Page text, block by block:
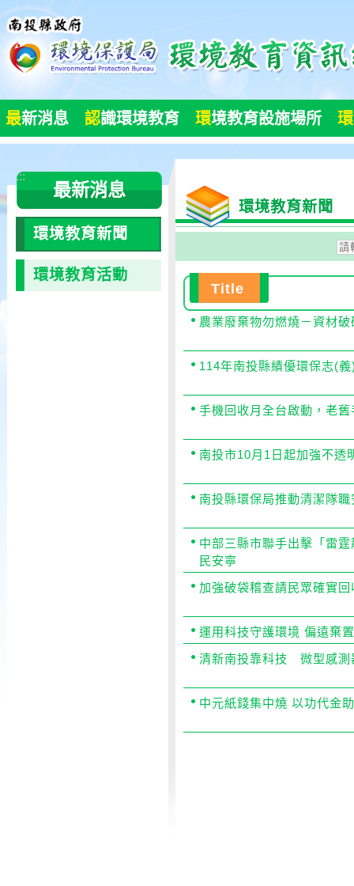
跳
到
主
要
區
塊
最新消息 認識環境教育 環境教育設施場所 環
:::
最新消息
環境教育新聞
環境教育活動
環境教育新聞
請
始
期
Title
農業廢棄物勿燃燒－資材
114年南投縣績優環保志(
手機回收月全台啟動，老
南投市10月1日起加強不透
南投縣環保局推動清潔隊
中部三縣市聯手出擊「雷
民安寧
加強破袋稽查請民眾確實
運用科技守護環境 偏遠棄
清新南投靠科技 微型感測
中元紙錢集中燒 以功代金